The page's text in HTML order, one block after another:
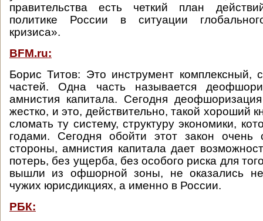
правительства есть четкий план
политике России в ситуации
кризиса».
BFM.ru:
Борис Титов: Это инструмент комплексный,
частей. Одна часть называется
амнистия капитала. Сегодня
жестко, и это, действительно, такой хороший
сломать ту систему, структуру экономики,
годами. Сегодня обойти этот закон
стороны, амнистия капитала дает
потерь, без ущерба, без особого риска для
вышли из офшорной зоны, не оказались не
чужих юрисдикциях, а именно в России.
РБК: